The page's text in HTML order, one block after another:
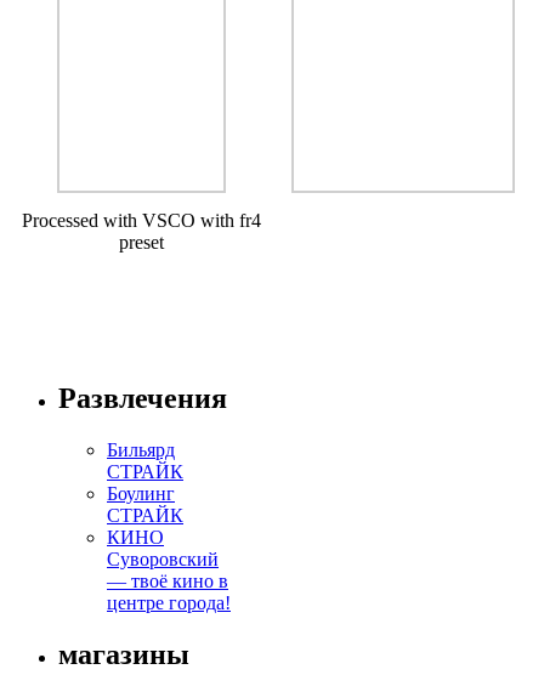
Processed with VSCO with fr4
preset
Развлечения
Бильярд
СТРАЙК
Боулинг
СТРАЙК
КИНО
Суворовский
— твоё кино в
центре города!
магазины